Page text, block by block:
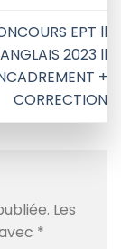
EPT ll
2023 ll
+
CORRECTION
Les
*